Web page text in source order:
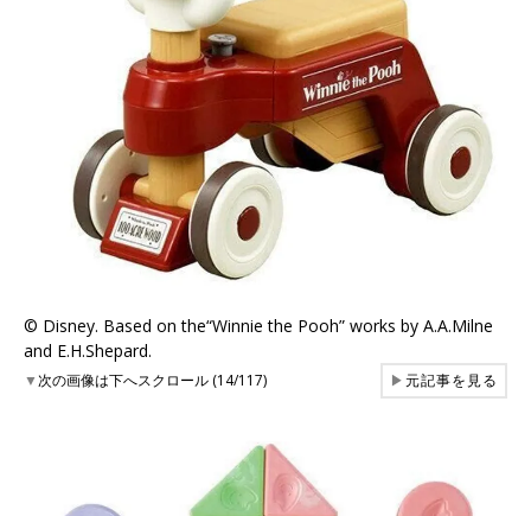
©︎ Disney. Based on the“Winnie the Pooh” works by A.A.Milne
and E.H.Shepard.
▼次の画像は下へスクロール (14/117) ▶元記事を見る